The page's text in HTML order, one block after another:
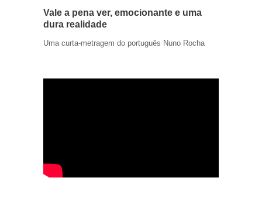
Vale a pena ver, emocionante e uma
dura realidade
Uma curta-metragem do português Nuno Rocha